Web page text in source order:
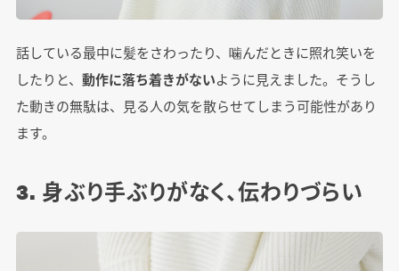
話している最中に髪をさわったり、噛んだときに照れ笑いを
したりと、 動作に落ち着きがないように見えました。そうし
た動きの無駄は、見る人の気を散らせてしまう可能性があり
ます。
3. 身ぶり手ぶりがなく、伝わりづらい